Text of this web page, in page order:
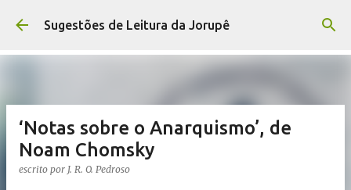
Pular para o conteúdo principal
Sugestões de Leitura da Jorupê
‘Notas sobre o Anarquismo’, de
Noam Chomsky
escrito por J. R. O. Pedroso